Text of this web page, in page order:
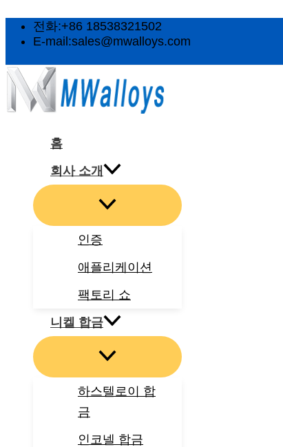
건
너
뛰
전화:+86 18538321502
E-mail:sales@mwalloys.com
홈
회사 소개
뉴
토
글
인증
애플리케이션
팩토리 쇼
니켈 합금
뉴
토
글
하스텔로이 합
금
인코넬 합금
뉴
토
글
뉴
토
글
뉴
토
글